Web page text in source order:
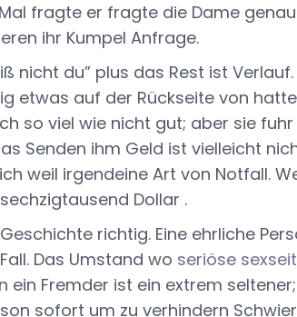
fragte er fragte die Dame
ihr Kumpel Anfrage.
nicht du” plus das Rest ist
etwas auf der Rückseite von
so viel wie nicht gut; aber sie
Senden ihm Geld ist vielleicht
weil irgendeine Art von Notfall.
Dollar .
richtig. Eine ehrliche
Das Umstand wo seriöse
ein Fremder ist ein extrem
sofort um zu verhindern